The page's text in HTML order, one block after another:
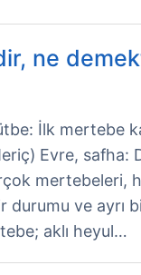
ne
İlk mertebe
Evre, safha:
mertebeleri,
durumu ve ayrı
aklı heyul…